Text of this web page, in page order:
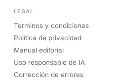
LEGAL
Términos y condiciones
Política de privacidad
Manual editorial
Uso responsable de IA
Corrección de errores